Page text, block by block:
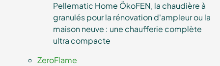
Pellematic Home ÖkoFEN, la chaudière à
granulés pour la rénovation d'ampleur ou la
maison neuve : une chaufferie complète
ultra compacte
ZeroFlame